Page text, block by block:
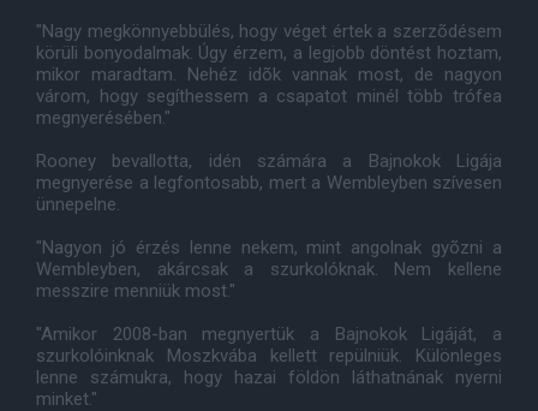
"Nagy megkönnyebbülés, hogy véget értek a szerzõdésem
körüli bonyodalmak. Úgy érzem, a legjobb döntést hoztam,
mikor maradtam. Nehéz idõk vannak most, de nagyon
várom, hogy segíthessem a csapatot minél több trófea
megnyerésében."
Rooney bevallotta, idén számára a Bajnokok Ligája
megnyerése a legfontosabb, mert a Wembleyben szívesen
ünnepelne.
"Nagyon jó érzés lenne nekem, mint angolnak gyõzni a
Wembleyben, akárcsak a szurkolóknak. Nem kellene
messzire menniük most."
"Amikor 2008-ban megnyertük a Bajnokok Ligáját, a
szurkolóinknak Moszkvába kellett repülniük. Különleges
lenne számukra, hogy hazai földön láthatnának nyerni
minket."